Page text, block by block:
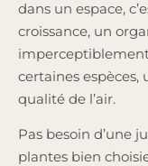
dans un espace,
croissance, un
imperceptiblement
certaines
qualité de l’air.
Pas besoin d’une
plantes bien